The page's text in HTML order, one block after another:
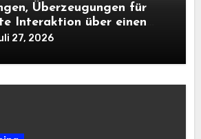
Überzeugungen für
Interaktion über einen
hinweg zu aktualisieren
Synthetic Intelligence
27, 2026